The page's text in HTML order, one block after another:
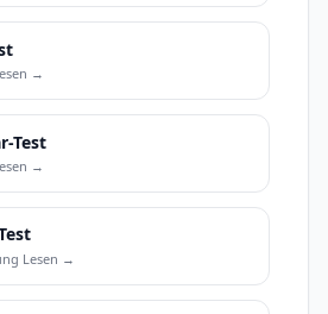
→
Test
→
Lesen →